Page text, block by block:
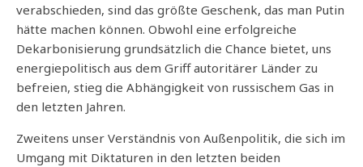
verabschieden, sind das größte Geschenk, das man Putin
hätte machen können. Obwohl eine erfolgreiche
Dekarbonisierung grundsätzlich die Chance bietet, uns
energiepolitisch aus dem Griff autoritärer Länder zu
befreien, stieg die Abhängigkeit von russischem Gas in
den letzten Jahren.
Zweitens unser Verständnis von Außenpolitik, die sich im
Umgang mit Diktaturen in den letzten beiden